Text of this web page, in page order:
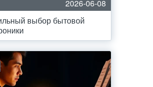
2026-06-08
выбор бытовой